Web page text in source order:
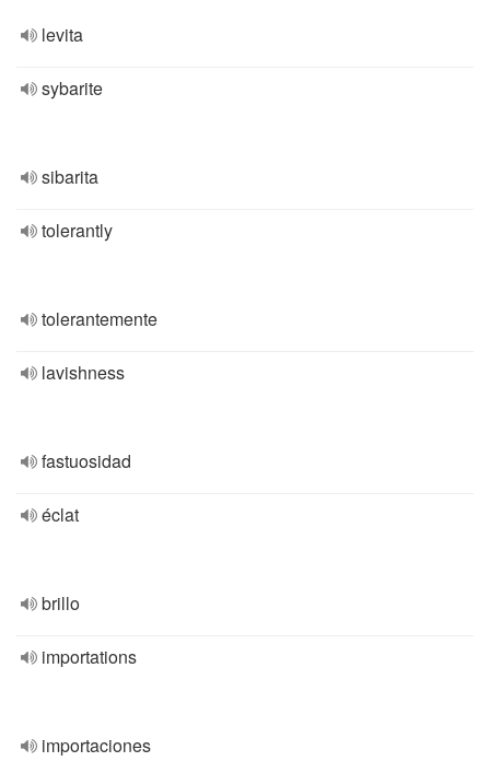
levita
sybarite
sibarita
tolerantly
tolerantemente
lavishness
fastuosidad
éclat
brillo
importations
importaciones